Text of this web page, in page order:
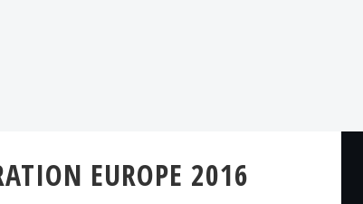
EUROPE 2016